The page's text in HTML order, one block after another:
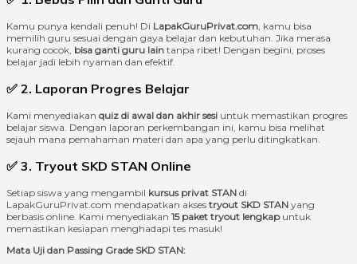
Kamu punya kendali penuh! Di LapakGuruPrivat.com , kamu bisa
memilih guru sesuai dengan gaya belajar dan kebutuhan. Jika merasa
kurang cocok, bisa ganti guru lain tanpa ribet! Dengan begini, proses
belajar jadi lebih nyaman dan efektif.
✅ 2. Laporan Progres Belajar
Kami menyediakan quiz di awal dan akhir sesi untuk memastikan progres
belajar siswa. Dengan laporan perkembangan ini, kamu bisa melihat
sejauh mana pemahaman materi dan apa yang perlu ditingkatkan.
✅ 3. Tryout SKD STAN Online
Setiap siswa yang mengambil kursus privat STAN di
LapakGuruPrivat.com mendapatkan akses tryout SKD STAN yang
berbasis online. Kami menyediakan 15 paket tryout lengkapuntuk
memastikan kesiapan menghadapi tes masuk!
Mata Uji dan Passing Grade SKD STAN: